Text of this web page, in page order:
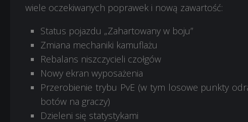
wiele oczekiwanych poprawek i nową zawartość:
Status pojazdu „Zahartowany w boju”
Zmiana mechaniki kamuflażu
Rebalans niszczycieli czołgów
Nowy ekran wyposażenia
Przerobienie trybu PvE (w tym losowe punkty
botów na graczy)
Dzieleni się statystykami